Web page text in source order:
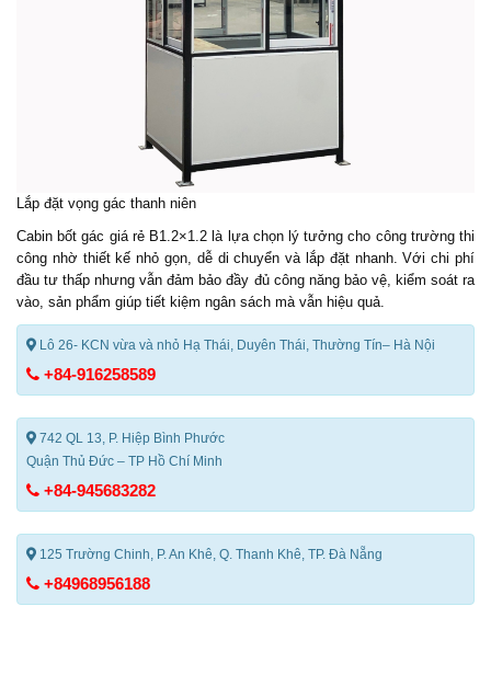
Lắp đặt vọng gác thanh niên
Cabin bốt gác giá rẻ B1.2×1.2 là lựa chọn lý tưởng cho công trường thi
công nhờ thiết kế nhỏ gọn, dễ di chuyển và lắp đặt nhanh. Với chi phí
đầu tư thấp nhưng vẫn đảm bảo đầy đủ công năng bảo vệ, kiểm soát ra
vào, sản phẩm giúp tiết kiệm ngân sách mà vẫn hiệu quả.
Lô 26- KCN vừa và nhỏ Hạ Thái, Duyên Thái, Thường Tín– Hà Nội
+84-916258589
742 QL 13, P. Hiệp Bình Phước
Quận Thủ Đức – TP Hồ Chí Minh
+84-945683282
125 Trường Chinh, P. An Khê, Q. Thanh Khê, TP. Đà Nẵng
+84968956188